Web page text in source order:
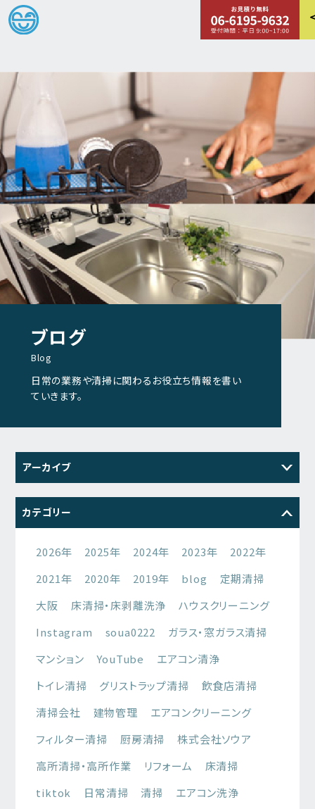
ブログ
Blog
日常の業務や清掃に関わるお役立ち情報を書い
ていきます。
アーカイブ
2026
カテゴリー
2026年 2025年 2024年 2023年
2022年
2021年
2020年 2019年 blog
定期清掃
大阪
床清掃・床剥離洗浄
ハウスクリーニング
Instagram
soua0222
ガラス・窓ガラス清掃
マンション
YouTube
エアコン清浄
トイレ清掃
グリストラップ清掃
飲食店清掃
清掃会社
建物管理
エアコンクリーニング
フィルター清掃
厨房清掃
株式会社ソウア
高所清掃・高所作業
リフォーム
床清掃
tiktok
日常清掃 清掃
エアコン洗浄